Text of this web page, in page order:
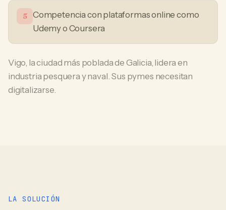
5
Competencia con plataformas online como
Udemy o Coursera
Vigo, la ciudad más poblada de Galicia, lidera en
industria pesquera y naval. Sus pymes necesitan
digitalizarse.
LA SOLUCIÓN